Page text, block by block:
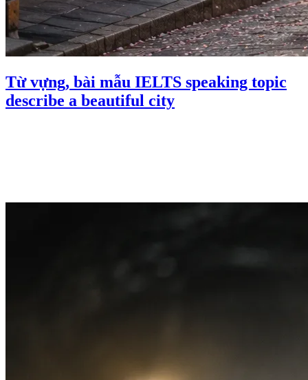
Từ vựng, bài mẫu IELTS speaking topic
describe a beautiful city